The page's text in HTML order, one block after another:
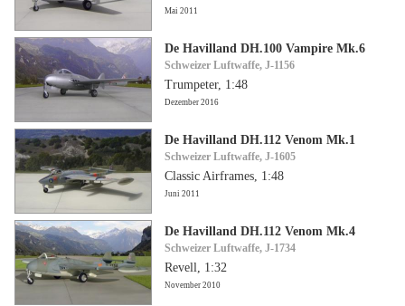
Mai 2011
De Havilland DH.100 Vampire Mk.6
Schweizer Luftwaffe, J-1156
Trumpeter, 1:48
Dezember 2016
De Havilland DH.112 Venom Mk.1
Schweizer Luftwaffe, J-1605
Classic Airframes, 1:48
Juni 2011
De Havilland DH.112 Venom Mk.4
Schweizer Luftwaffe, J-1734
Revell, 1:32
November 2010